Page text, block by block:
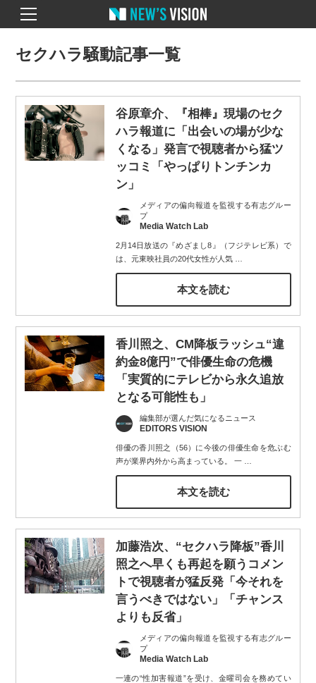
セクハラ騒動記事一覧
谷原章介、『相棒』現場のセク
ハラ報道に「出会いの場が少な
くなる」発言で視聴者から猛ツ
ッコミ「やっぱりトンチンカ
ン」
メディアの偏向報道を監視する有志グルー
プ
Media Watch Lab
2月14日放送の『めざまし8』（フジテレビ系）で
は、元東映社員の20代女性が人気…
本文を読む
香川照之、CM降板ラッシュ“違
約金8億円”で俳優生命の危機
「実質的にテレビから永久追放
となる可能性も」
編集部が選んだ気になるニュース
EDITORS VISION
俳優の香川照之（56）に今後の俳優生命を危ぶむ
声が業界内外から高まっている。 一…
本文を読む
加藤浩次、“セクハラ降板”香川
照之へ早くも再起を願うコメン
トで視聴者が猛反発「今それを
言うべきではない」「チャンス
よりも反省」
メディアの偏向報道を監視する有志グルー
プ
Media Watch Lab
一連の“性加害報道”を受け、金曜司会を務めてい